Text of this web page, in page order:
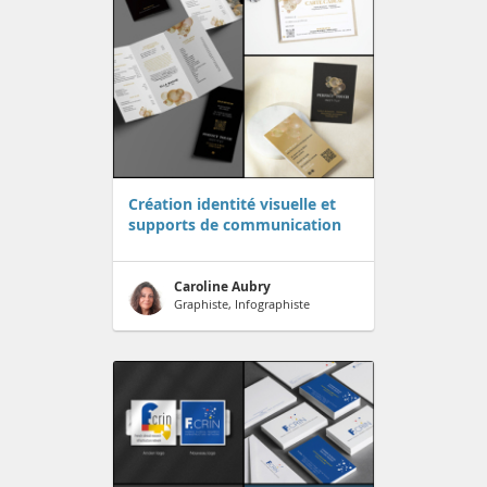
Création identité visuelle et
supports de communication
Caroline Aubry
Graphiste, Infographiste